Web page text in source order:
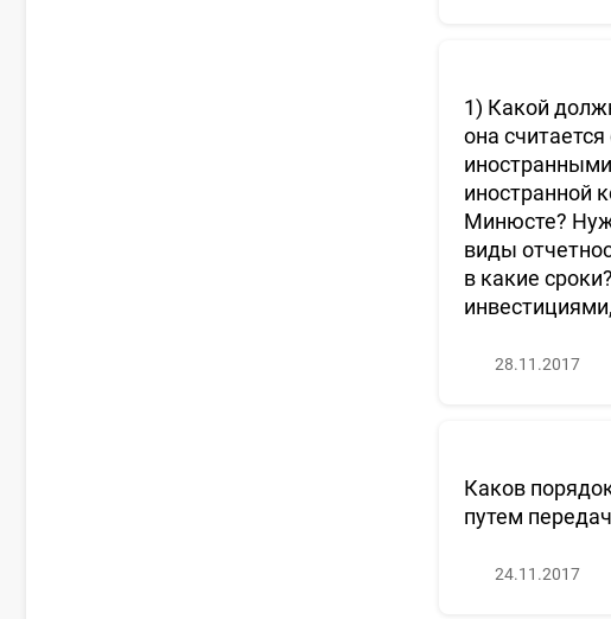
1) Какой
она
иностранной
Минюсте?
виды
в какие
28.11.2017
Каков
путем
24.11.2017